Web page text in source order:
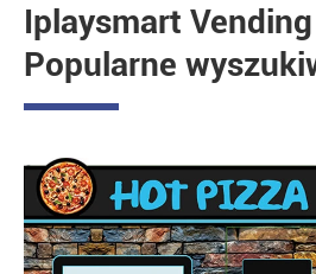
Iplaysmart
Popularne